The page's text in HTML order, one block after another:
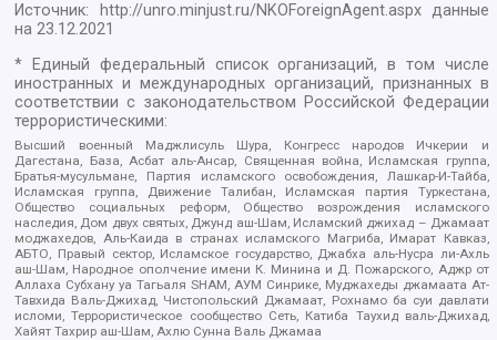
Источник: http://unro.minjust.ru/NKOForeignAgent.aspxданные
на23.12.2021
* Единый федеральный список организаций, в том числе
иностранных и международных организаций, признанных в
соответствии с законодательством Российской Федерации
террористическими:
Высший военный Маджлисуль Шура, Конгресс народов Ичкерии и
Дагестана, База, Асбат аль-Ансар, Священная война, Исламская группа,
Братья-мусульмане, Партия исламского освобождения, Лашкар-И-Тайба,
Исламская группа, Движение Талибан, Исламская партия Туркестана,
Общество социальных реформ, Общество возрождения исламского
наследия, Дом двух святых, Джунд аш-Шам, Исламский джихад – Джамаат
моджахедов, Аль-Каида в странах исламского Магриба, Имарат Кавказ,
АБТО, Правый сектор, Исламское государство, Джабха аль-Нусра ли-Ахль
аш-Шам, Народное ополчение имени К. Минина и Д. Пожарского, Аджр от
Аллаха Субхану уа Тагьаля SHAM, АУМ Синрике, Муджахеды джамаата Ат-
Тавхида Валь-Джихад, Чистопольский Джамаат, Рохнамо ба суи давлати
исломи, Террористическое сообщество Сеть, Катиба Таухид валь-Джихад,
Хайят Тахрир аш-Шам, Ахлю Сунна Валь Джамаа